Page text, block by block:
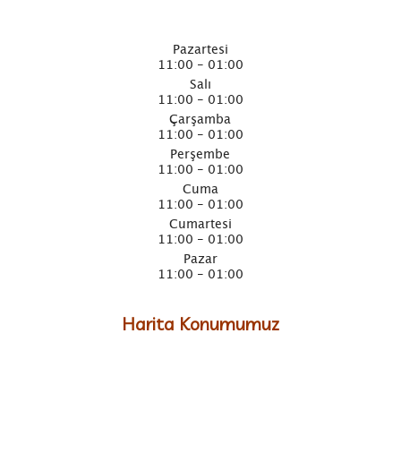
Pazartesi
11:00 - 01:00
Salı
11:00 - 01:00
Çarşamba
11:00 - 01:00
Perşembe
11:00 - 01:00
Cuma
11:00 - 01:00
Cumartesi
11:00 - 01:00
Pazar
11:00 - 01:00
Harita Konumumuz